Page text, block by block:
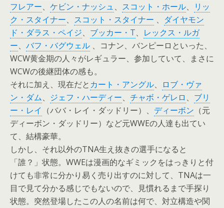
フレアー、 ケビン・ナッシュ、 スコット・ホール、
リッ
ク・スタイナー、 スコット・スタイナー 、 ダイヤモン
ド・ダラス・ペイジ、 ブッカー・T、 レックス・ルガ
ー、 バフ・バグウェル 、コナン、バンピーロといった、
WCW黄金期の人々がレギュラー、参加していて、まさに
WCWの後継団体の感も。
それに加え、現在だとカート・アングル、
ロブ・ヴァ
ン・ダム、 ジェフ・ハーディー、 チャボ・ゲレロ 、 ブリ
ー・レイ （ババ・レイ・ダッドリー）、 ディーボン （元
ディーボン・ダッドリー）など元WWEの人達も出てい
て、結構豪華。
しかし、それ以外のTNA生え抜きの選手になると
「誰？」状態。WWEは漫画的なギミックをはっきりと付
けても非常に分かり易く売り出すのに対して、TNAは一
目で見て分かる感じでもないので、見慣れるまで手探り
状態。突然登場したこの人の名前は何で、対立構造や関